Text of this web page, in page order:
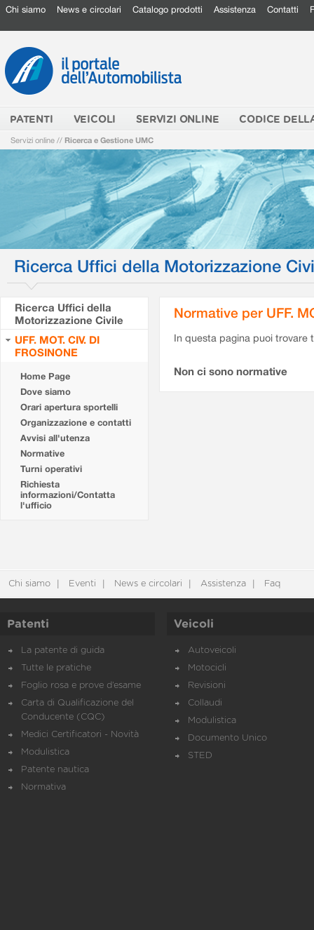
Chi siamo News e circolari Catalogo prodotti Assistenza Contatti
PATENTI VEICOLI SERVIZI ONLINE CODICE
Servizi online // Ricerca e Gestione UMC
Ricerca Uffici della Motorizzazione
Ricerca Uffici della
Motorizzazione Civile
UFF. MOT. CIV. DI
FROSINONE
Home Page
Dove siamo
Orari apertura sportelli
Organizzazione e contatti
Avvisi all'utenza
Normative
Turni operativi
Richiesta
informazioni/Contatta
l'ufficio
Normative per UFF.
In questa pagina puoi
Non ci sono normative
Chi siamo Eventi News e circolari Assistenza Faq
Patenti
La patente di guida
Tutte le pratiche
Foglio rosa e prove d’esame
Carta di Qualificazione del
Conducente (CQC)
Medici Certificatori - Novità
Modulistica
Patente nautica
Normativa
Veicoli
Autoveicoli
Motocicli
Revisioni
Collaudi
Modulistica
Documento Unico
STED